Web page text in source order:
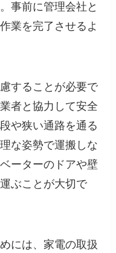
事前に管理会社と
業を完了させるよ
することが必要で
者と協力して安全
や狭い通路を通る
な姿勢で運搬しな
ーターのドアや壁
ぶことが大切で
には、家電の取扱